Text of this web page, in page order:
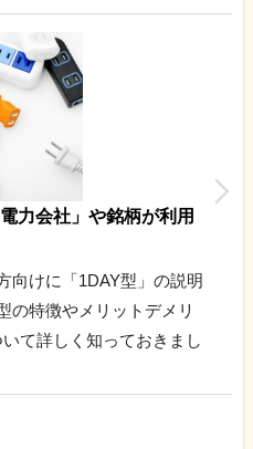
力会社」や銘柄が利用
向けに「1DAY型」の説明
の特徴やメリットデメリ
て詳しく知っておきまし